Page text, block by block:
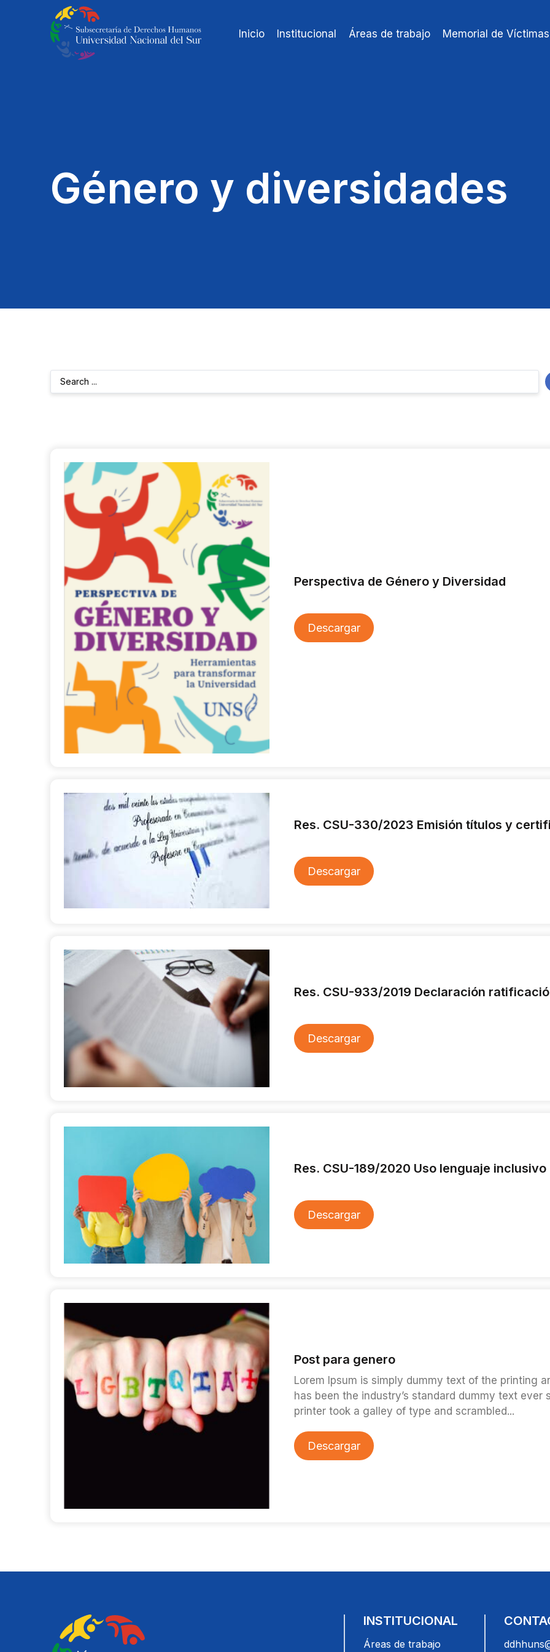
Inicio Institucional Áreas de trabajo Memorial de Víctimas
Género y diversidades
Perspectiva de Género y Diversidad
Descargar
Res. CSU-330/2023 Emisión títulos y
Descargar
Res. CSU-933/2019 Declaración
Descargar
Res. CSU-189/2020 Uso lenguaje inclusivo
Descargar
Post para genero
Lorem Ipsum is simply dummy text of the printing
has been the industry’s standard dummy text
printer took a galley of type and scrambled...
Descargar
INSTITUCIONAL
Áreas de trabajo